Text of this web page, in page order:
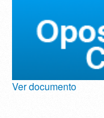
Ver documento